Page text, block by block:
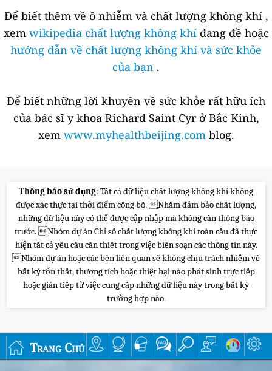
Để biết thêm về ô nhiễm và chất lượng không khí ,
xem wikipedia chất lượng không khíđang đề hoặc
hướng dẫn về chất lượng không khí và sức khỏe
của bạn .
Để biết những lời khuyên về sức khỏe rất hữu ích
của bác sĩ y khoa Richard Saint Cyr ở Bắc Kinh,
xem www.myhealthbeijing.com blog.
Thông báo sử dụng: Tất cả dữ liệu chất lượng không khí không
được xác thực tại thời điểm công bố. Nhằm đảm bảo chất lượng,
những dữ liệu này có thể được cập nhập mà không cần thông báo
trước. Nhóm dự án Chỉ số chất lượng không khí toàn cầu đã thực
hiện tất cả yêu cầu cần thiết trong việc biên soạn các thông tin này.
Nhóm dự án hoặc các bên liên quan sẽ không chịu trách nhiệm về
bất kỳ tổn thất, thương tích hoặc thiệt hại nào phát sinh trực tiếp
hoặc gián tiếp từ việc cung cấp những dữ liệu này trong bất kỳ
trường hợp nào.
Trang Chủ